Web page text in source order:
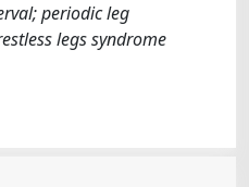
periodic leg
legs syndrome